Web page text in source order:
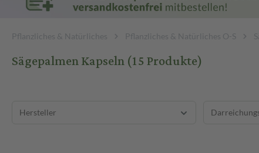
Pflanzliches & Natürliches Pflanzliches & Natürliches O-S
Sägepalmen Kapseln(15 Produkte)
Hersteller